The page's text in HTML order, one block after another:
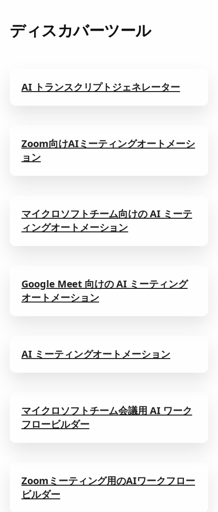
ディスカバーツール
AI トランスクリプトジェネレーター
Zoom向けAIミーティングオートメーシ
ョン
マイクロソフトチーム向けの AI ミーテ
ィングオートメーション
Google Meet 向けの AI ミーティング
オートメーション
AI ミーティングオートメーション
マイクロソフトチーム会議用 AI ワーク
フロービルダー
Zoomミーティング用のAIワークフロー
ビルダー